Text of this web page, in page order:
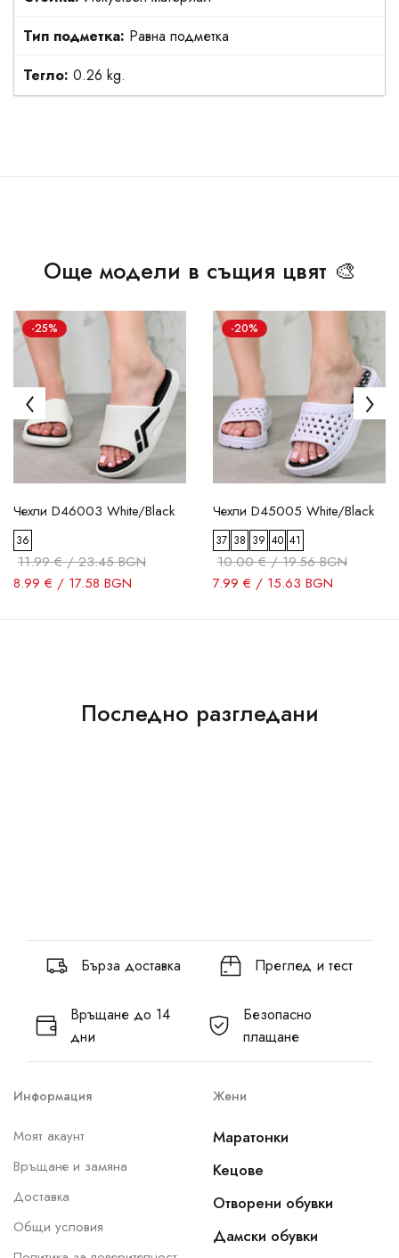
Тип подметка: Равна подметка
Тегло: 0.26 kg.
Още модели в същия цвят 🎨
-25%
Чехли D46003 White/Black
36
11.99 € / 23.45 BGN
8.99 € / 17.58 BGN
-20%
Чехли D45005 White/Black
37 38 39 40 41
10.00 € / 19.56 BGN
7.99 € / 15.63 BGN
Последно разгледани
Бърза доставка Преглед и тест
Връщане до 14
дни
Безопасно
плащане
Информация
Моят акаунт
Връщане и замяна
Доставка
Общи условия
Жени
Маратонки
Кецове
Отворени обувки
Дамски обувки